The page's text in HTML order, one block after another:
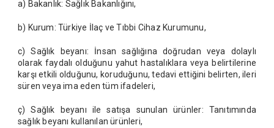
a) Bakanlık: Sağlık Bakanlığını,
b) Kurum: Türkiye İlaç ve Tıbbi Cihaz Kurumunu,
c) Sağlık beyanı: İnsan sağlığına doğrudan veya dolaylı
olarak faydalı olduğunu yahut hastalıklara veya belirtilerine
karşı etkili olduğunu, koruduğunu, tedavi ettiğini belirten, ileri
süren veya ima eden tüm ifadeleri,
ç) Sağlık beyanı ile satışa sunulan ürünler: Tanıtımında
sağlık beyanı kullanılan ürünleri,